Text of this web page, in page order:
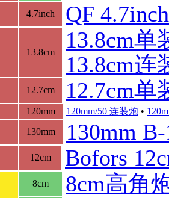
4.7inch QF
13.8cm
13.8cm单
13.8cm连
12.7cm 12.7cm单
120mm 120mm/50 连装炮 •
130mm 130mm
12cm Bofors
8cm 8cm高角